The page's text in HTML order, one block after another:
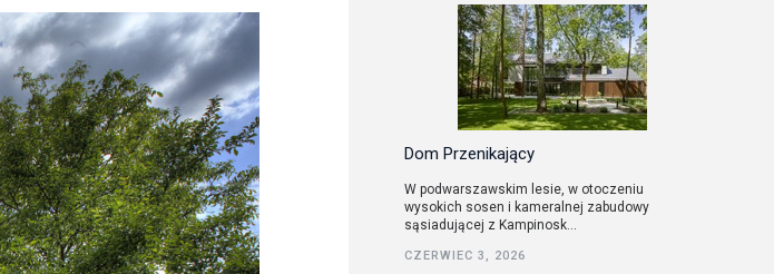
Dom Przenikający
W podwarszawskim lesie, w otoczeniu
wysokich sosen i kameralnej zabudowy
sąsiadującej z Kampinosk...
CZERWIEC 3, 2026